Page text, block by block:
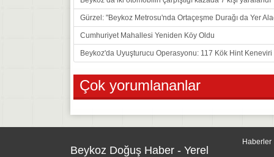
Gürzel: "Beykoz Metrosu'nda Ortaçeşme Durağı da Yer
Cumhuriyet Mahallesi Yeniden Köy Oldu
Beykoz'da Uyuşturucu Operasyonu: 117 Kök Hint
Çok yorumlananlar
Beykoz Doğuş Haber - Yerel
Haberler